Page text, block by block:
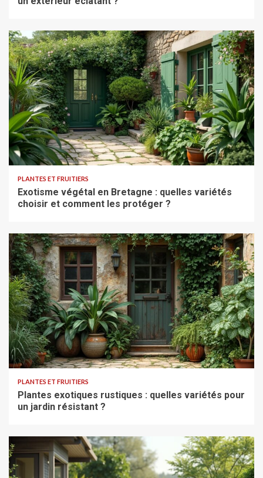
PLANTES ET FRUITIERS
Exotisme végétal en Bretagne : quelles variétés
choisir et comment les protéger ?
PLANTES ET FRUITIERS
Plantes exotiques rustiques : quelles variétés pour
un jardin résistant ?